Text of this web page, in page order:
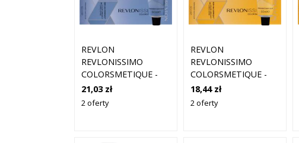
REVLON
REVLONISSIMO
COLORSMETIQUE -
KREMOWA FARBA DO
WŁOSÓW, 60ML 7,13
| ŚREDNI POPIELATY
21,03 zł
2 oferty
REVLON
REVLONISSIMO
COLORSMETIQUE -
KREMOWA FARBA DO
WŁOSÓW, 60ML 6,31
| CIEMNY ZŁOTY
18,44 zł
2 oferty